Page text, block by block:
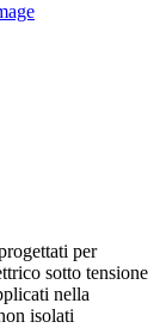
per
sotto tensione
nella
isolati